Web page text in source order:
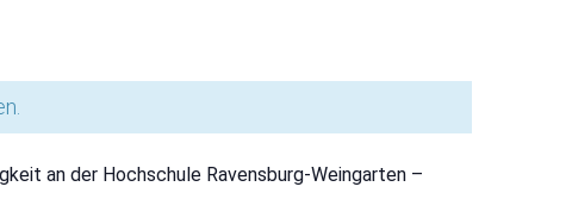
an der Hochschule Ravensburg-Weingarten –